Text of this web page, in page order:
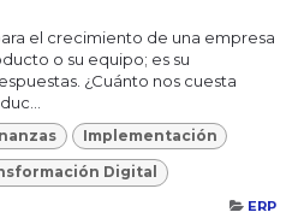
el crecimiento de una empresa
o su equipo; es su
¿Cuánto nos cuesta
Implementación
Digital
ERP